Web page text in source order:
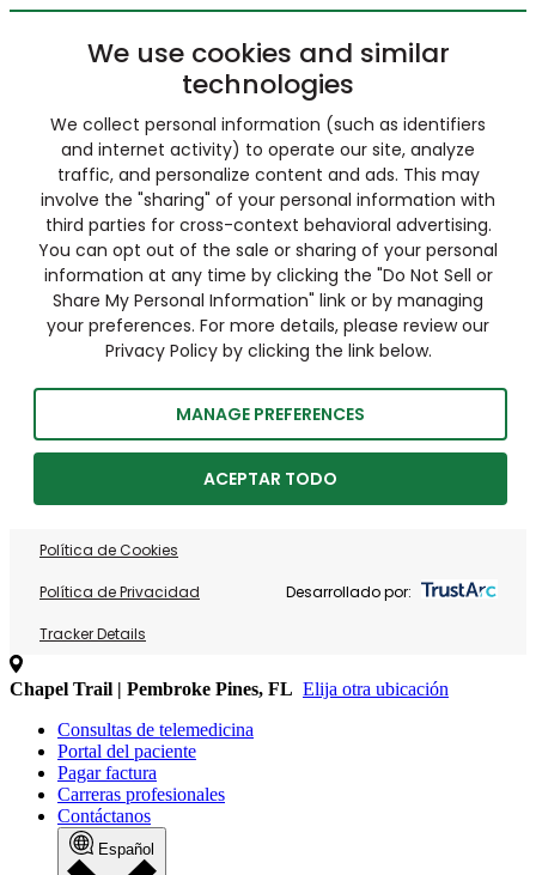
We use cookies and similar
technologies
We collect personal information (such as identifiers
and internet activity) to operate our site, analyze
traffic, and personalize content and ads. This may
involve the "sharing" of your personal information with
third parties for cross-context behavioral advertising.
You can opt out of the sale or sharing of your personal
information at any time by clicking the "Do Not Sell or
Share My Personal Information" link or by managing
your preferences. For more details, please review our
Privacy Policy by clicking the link below.
MANAGE PREFERENCES
ACEPTAR TODO
Política de Cookies
Política de Privacidad
Tracker Details
Desarrollado por:
Chapel Trail | Pembroke Pines, FL Elija otra ubicación
Consultas de telemedicina
Portal del paciente
Pagar factura
Carreras profesionales
Contáctanos
Español